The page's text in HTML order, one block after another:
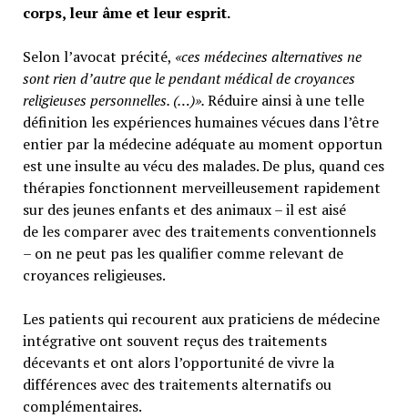
corps, leur âme et leur esprit.
Selon l’avocat précité, «ces médecines alternatives ne
sont rien d’autre que le pendant médical de croyances
religieuses personnelles. (…)».Réduire ainsi à une telle
définition les expériences humaines vécues dans l’être
entier par la médecine adéquate au moment opportun
est une insulte au vécu des malades. De plus, quand ces
thérapies fonctionnent merveilleusement rapidement
sur des jeunes enfants et des animaux – il est aisé
de les comparer avec des traitements conventionnels
– on ne peut pas les qualifier comme relevant de
croyances religieuses.
Les patients qui recourent aux praticiens de médecine
intégrative ont souvent reçus des traitements
décevants et ont alors l’opportunité de vivre la
différences avec des traitements alternatifs ou
complémentaires.